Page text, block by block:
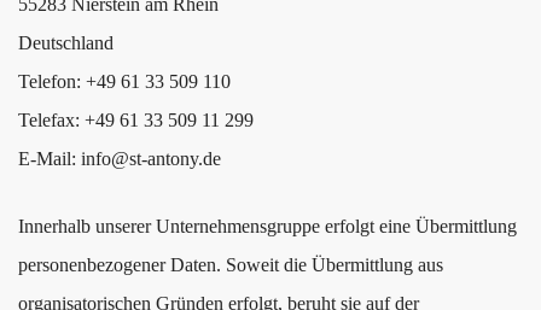
Deutschland
Telefon: +49 61 33 509 110
Telefax: +49 61 33 509 11 299
E-Mail: info@st-antony.de
Innerhalb unserer Unternehmensgruppe erfolgt eine Übermittlung
personenbezogener Daten. Soweit die Übermittlung aus
organisatorischen Gründen erfolgt, beruht sie auf der